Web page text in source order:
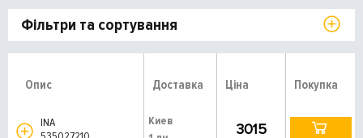
Фільтри та сортування
Опис Доставка Ціна Покупка
INA
Киев
3015